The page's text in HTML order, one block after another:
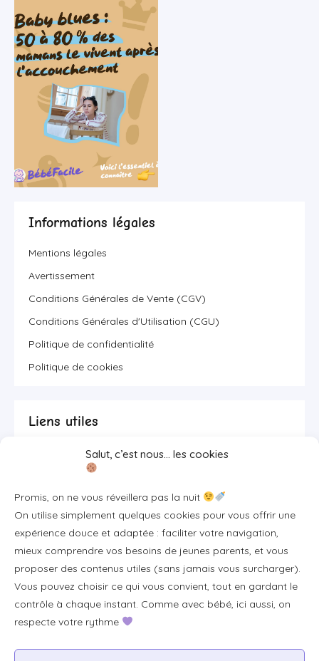
Salut, c’est nous… les cookies
Promis, on ne vous réveillera pas la nuit
On utilise simplement quelques cookies pour vous offrir une
expérience douce et adaptée : faciliter votre navigation,
mieux comprendre vos besoins de jeunes parents, et vous
proposer des contenus utiles (sans jamais vous surcharger).
Vous pouvez choisir ce qui vous convient, tout en gardant le
contrôle à chaque instant. Comme avec bébé, ici aussi, on
respecte votre rythme
Informations légales
Mentions légales
Avertissement
Conditions Générales de Vente (CGV)
Conditions Générales d'Utilisation (CGU)
Politique de confidentialité
Politique de cookies
Liens utiles
Se connecter/S'inscrire
Contact
Plan du site
Tous les articles
Professionnels & partenariats